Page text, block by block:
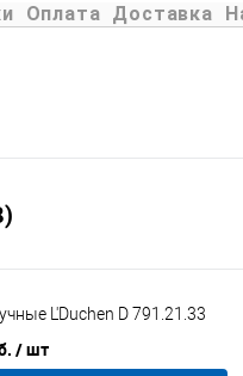
Оплата Доставка
L'Duchen D 791.21.33
/ шт